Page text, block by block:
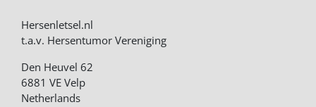
Hersenletsel.nl
t.a.v. Hersentumor Vereniging
Den Heuvel 62
6881 VE Velp
Netherlands